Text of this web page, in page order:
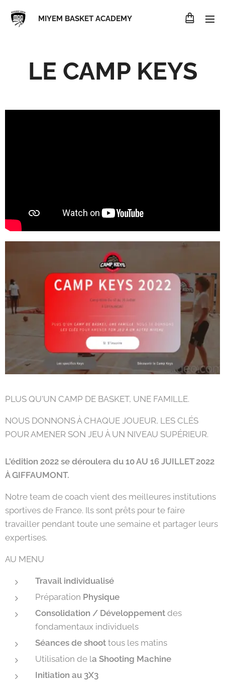
MIYEM BASKET ACADEMY
LE CAMP KEYS
PLUS QU'UN CAMP DE BASKET, UNE FAMILLE.
NOUS DONNONS À CHAQUE JOUEUR, LES CLÉS
POUR AMENER SON JEU À UN NIVEAU SUPÉRIEUR.
L'édition 2022 se déroulera du 10 AU 16 JUILLET 2022
À GIFFAUMONT.
Notre team de coach vient des meilleures institutions
sportives de France. Ils sont prêts pour te faire
travailler pendant toute une semaine et partager leurs
expertises.
AU MENU
Travail individualisé
Préparation Physique
Consolidation / Développement des
fondamentaux individuels
Séances de shoot tous les matins
Utilisation de la Shooting Machine
Initiation au 3X3